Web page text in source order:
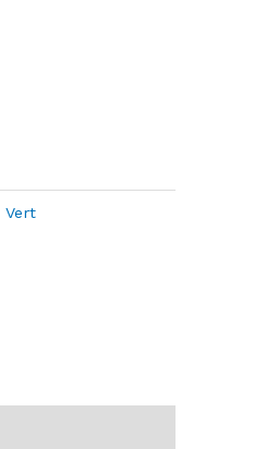
Vert